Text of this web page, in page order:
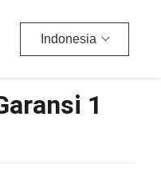
Indonesia
1